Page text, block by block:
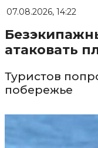
07.08.2026, 14:22
атаковать
Туристов
побережье